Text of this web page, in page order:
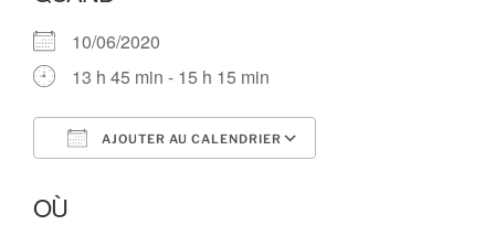
10/06/2020
13 h 45 min - 15 h 15 min
AJOUTER AU CALENDRIER
OÙ